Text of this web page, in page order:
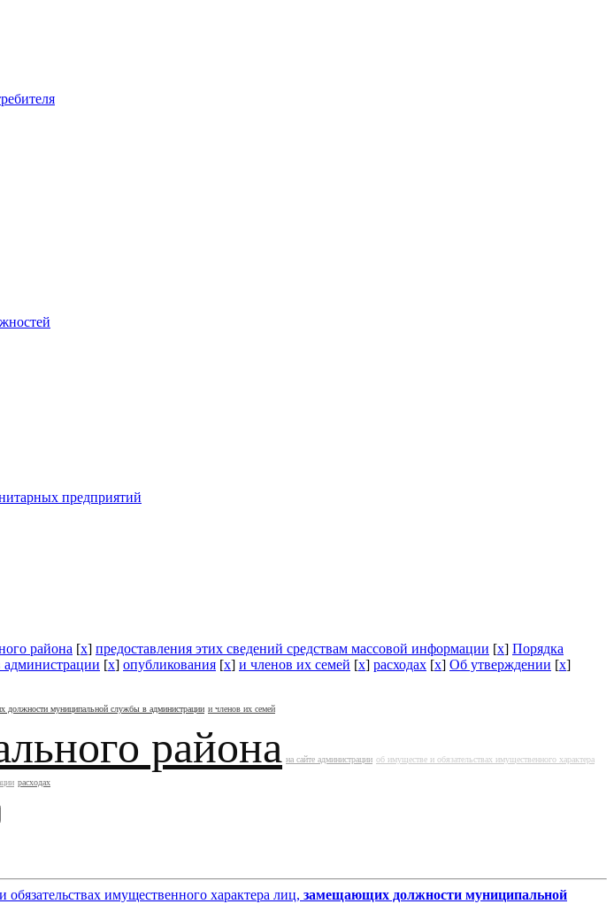
предприятий
района [x] предоставления этих сведений средствам массовой информации [x] Порядка
[x] опубликования [x] и членов их семей [x] расходах [x] Об утверждении [x]
должности муниципальной службы в администрации и членов их семей
района на сайте администрации об имуществе и обязательствах имущественного характера
расходах
обязательствах имущественного характера лиц, замещающих должности муниципальной